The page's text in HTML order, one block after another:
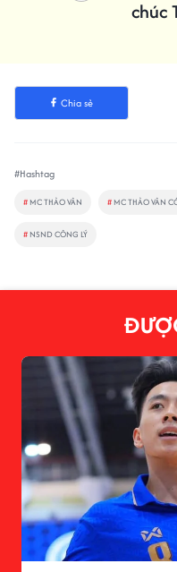
chúc
Chia sẻ
#Hashtag
# MC THẢO VÂN # MC THẢO VÂN
# NSND CÔNG LÝ